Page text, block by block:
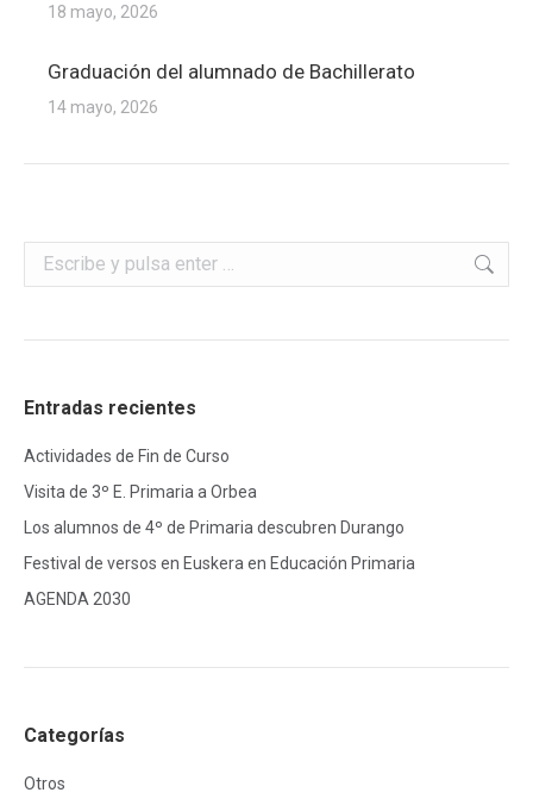
18 mayo, 2026
Graduación del alumnado de Bachillerato
14 mayo, 2026
Buscar:
Entradas recientes
Actividades de Fin de Curso
Visita de 3º E. Primaria a Orbea
Los alumnos de 4º de Primaria descubren Durango
Festival de versos en Euskera en Educación Primaria
AGENDA 2030
Categorías
Otros